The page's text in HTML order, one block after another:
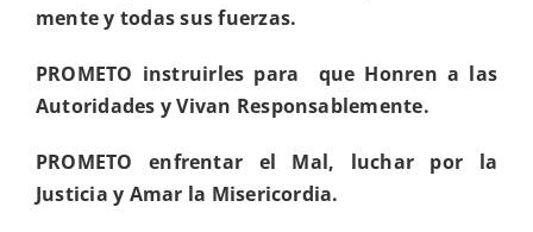
mente y todas sus fuerzas.
PROMETO instruirles para que Honren a las
Autoridades y Vivan Responsablemente.
PROMETO
enfrentar el Mal, luchar por la
Justicia y Amar la Misericordia.